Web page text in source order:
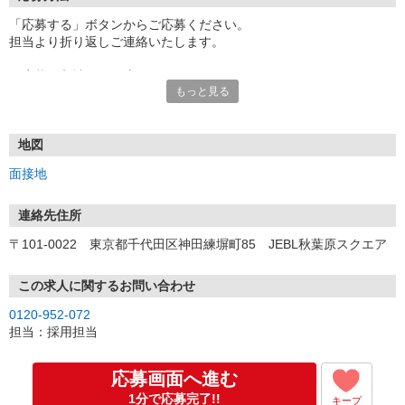
「応募する」ボタンからご応募ください。
担当より折り返しご連絡いたします。
*来社面接またはオンライン面接が可能です。
（応募情報不足の場合は、履歴書・職務経歴書を頂くケースがあ
▼内定（面接後、最短翌営業日）
*当社より内定通知をお送りします。
*内定にご承諾いただけましたら、採用決定となります。
*当社の正社員としてご入社いただきます。
*辞令の授与、オリエンテーションをお受けいただきます。
▼配属先の決定（★）
*当社が配属先を決定します。
▼就業開始
*配属先にて、当社の派遣スタッフとしてご就業いただきます。
もっと見る
地図
面接地
連絡先住所
〒101-0022 東京都千代田区神田練塀町85 JEBL秋葉原スクエア
この求人に関するお問い合わせ
0120-952-072
担当：採用担当
応募画面へ進む
1分で応募完了!! キープ